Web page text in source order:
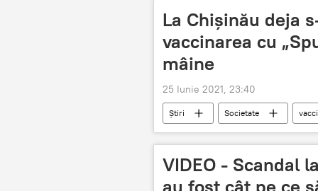
La Chișinău deja
vaccinarea cu
mâine
25 Iunie 2021, 23:40
Știri Societate
VIDEO - Scandal